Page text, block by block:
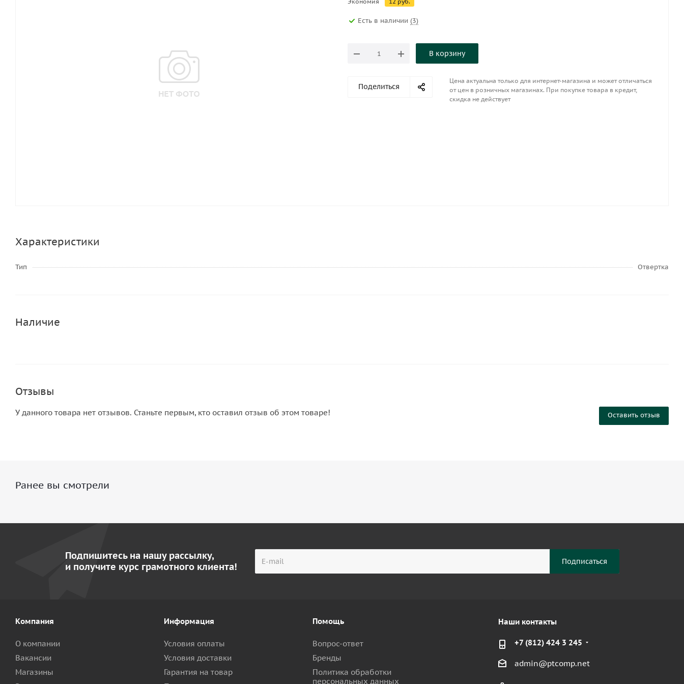
Есть в наличии (3)
В корзину
Поделиться
Цена актуальна только для интернет-магазина и может отличаться
от цен в розничных магазинах. При покупке товара в кредит,
скидка не действует
Характеристики
Тип Отвертка
Наличие
Отзывы
Оставить отзыв
У данного товара нет отзывов. Станьте первым, кто оставил отзыв об этом товаре!
Ранее вы смотрели
Подпишитесь на нашу рассылку,
и получите курс грамотного клиента!
Компания
О компании
Вакансии
Магазины
Информация
Условия оплаты
Условия доставки
Гарантия на товар
Помощь
Вопрос-ответ
Бренды
Политика обработки
персональных данных
Наши контакты
+7 (812) 424 3 245
admin@ptcomp.net